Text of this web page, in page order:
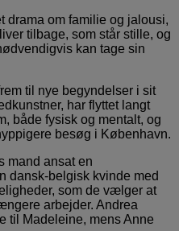
drama om familie og jalousi,
tilbage, som står stille, og
kan tage sin
til nye begyndelser i sit
har flyttet langt
både fysisk og mentalt, og
besøg i København.
mand ansat en
dansk-belgisk kvinde med
som de vælger at
arbejder. Andrea
til Madeleine, mens Anne